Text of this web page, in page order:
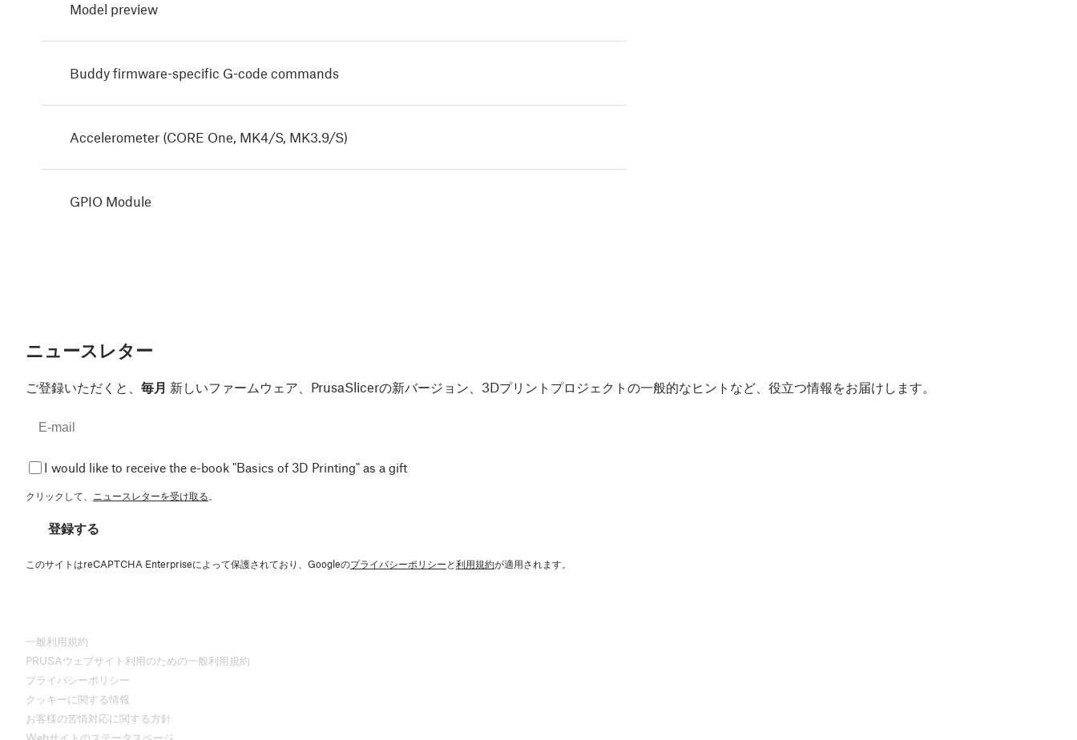
Model preview
Buddy firmware-specific G-code commands
Accelerometer (CORE One, MK4/S, MK3.9/S)
GPIO Module
ニュースレター
ご登録いただくと、 毎月 新しいファームウェア、PrusaSlicerの新バージョン、3Dプリントプロジェクトの一般的なヒントなど、役立つ情報をお届けします。
I would like to receive the e-book "Basics of 3D Printing" as a gift
クリックして、 ニュースレターを受け取る。
登録する
このサイトはreCAPTCHA Enterpriseによって保護されており、Googleのプライバシーポリシーと利用規約が適用されます。
一般利用規約
PRUSAウェブサイト利用のための一般利用規約
プライバシーポリシー
クッキーに関する情報
お客様の苦情対応に関する方針
Webサイトのステータスページ